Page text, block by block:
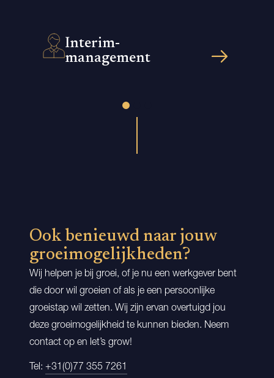
Interim-
management
Ook benieuwd naar jouw
groeimogelijkheden?
Wij helpen je bij groei, of je nu een werkgever bent
die door wil groeien of als je een persoonlijke
groeistap wil zetten. Wij zijn ervan overtuigd jou
deze groeimogelijkheid te kunnen bieden. Neem
contact op en let’s grow!
Tel: +31(0)77 355 7261